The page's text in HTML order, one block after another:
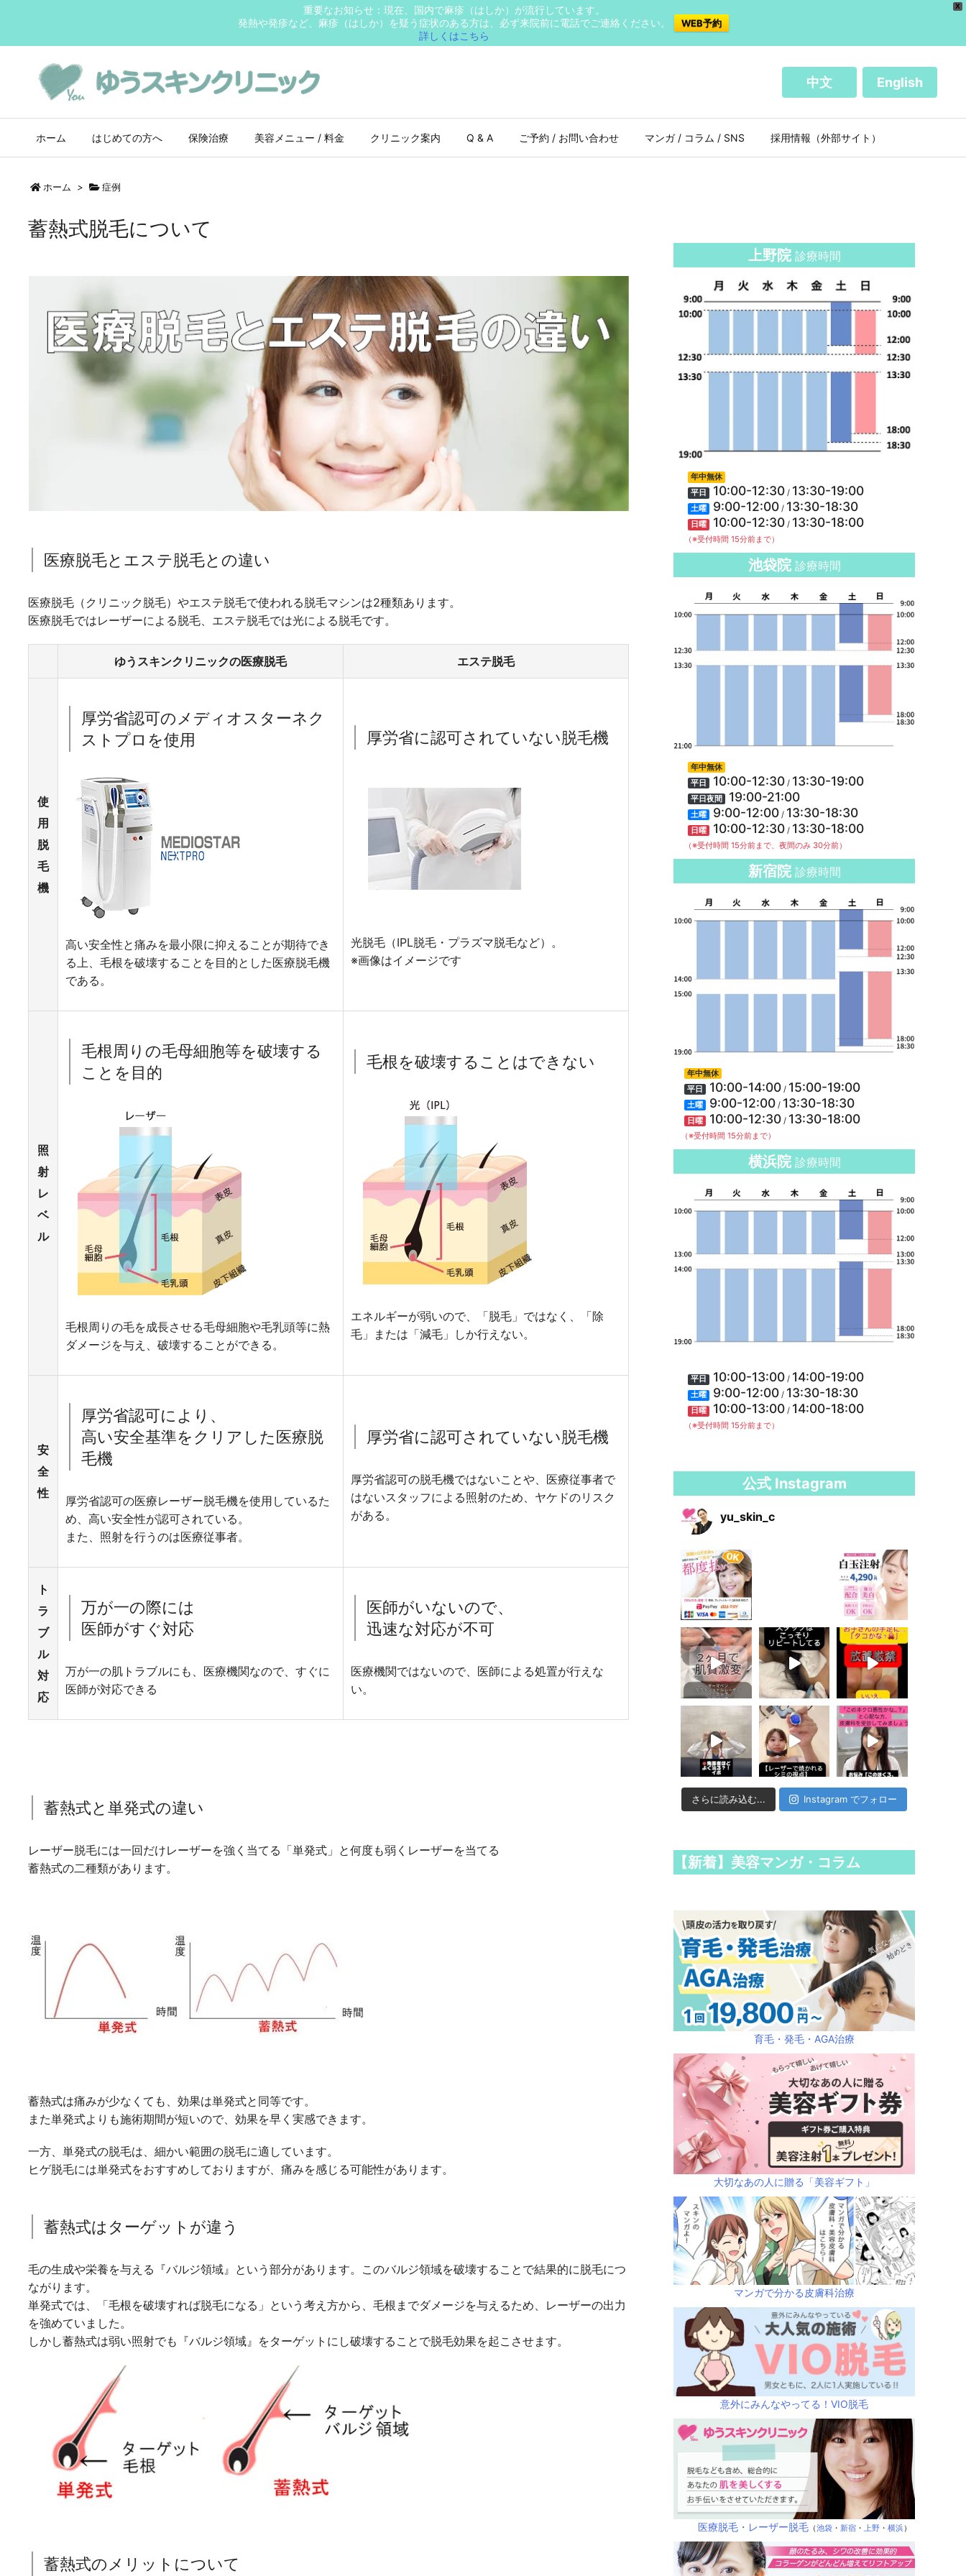
X
重要なお知らせ：現在、国内で麻疹（はしか）が流行しています。
発熱や発疹など、麻疹（はしか）を疑う症状のある方は、必ず来院前に電話でご連絡ください。
詳しくはこちら
WEB予約
中文 English
ホーム はじめての方へ 保険治療 美容メニュー / 料金 クリニック案内 Q & A ご予約 / お問い合わせ マンガ / コラム / SNS 採用情報（外部サイト）
ホーム > 症例
蓄熱式脱毛について
医療脱毛とエステ脱毛との違い
医療脱毛（クリニック脱毛）やエステ脱毛で使われる脱毛マシンは2種類あります。
医療脱毛ではレーザーによる脱毛、エステ脱毛では光による脱毛です。
ゆうスキンクリニックの医療脱毛 エステ脱毛
使
用
脱
毛
機
厚労省認可のメディオスターネク
ストプロを使用
高い安全性と痛みを最小限に抑えることが期待でき
る上、毛根を破壊することを目的とした医療脱毛機
である。
厚労省に認可されていない脱毛機
光脱毛（IPL脱毛・プラズマ脱毛など）。
※画像はイメージです
照
射
レ
ベ
ル
毛根周りの毛母細胞等を破壊する
ことを目的
毛根周りの毛を成長させる毛母細胞や毛乳頭等に熱
ダメージを与え、破壊することができる。
毛根を破壊することはできない
エネルギーが弱いので、「脱毛」ではなく、「除
毛」または「減毛」しか行えない。
安
全
性
厚労省認可により、
高い安全基準をクリアした医療脱
毛機
厚労省認可の医療レーザー脱毛機を使用しているた
め、高い安全性が認可されている。
また、照射を行うのは医療従事者。
厚労省に認可されていない脱毛機
厚労省認可の脱毛機ではないことや、医療従事者で
はないスタッフによる照射のため、ヤケドのリスク
がある。
ト
ラ
ブ
ル
対
応
万が一の際には
医師がすぐ対応
万が一の肌トラブルにも、医療機関なので、すぐに
医師が対応できる
医師がいないので、
迅速な対応が不可
医療機関ではないので、医師による処置が行えな
い。
蓄熱式と単発式の違い
レーザー脱毛には一回だけレーザーを強く当てる「単発式」と何度も弱くレーザーを当てる
蓄熱式の二種類があります。
蓄熱式は痛みが少なくても、効果は単発式と同等です。
また単発式よりも施術期間が短いので、効果を早く実感できます。
一方、単発式の脱毛は、細かい範囲の脱毛に適しています。
ヒゲ脱毛には単発式をおすすめしておりますが、痛みを感じる可能性があります。
蓄熱式はターゲットが違う
毛の生成や栄養を与える『バルジ領域』という部分があります。このバルジ領域を破壊することで結果的に脱毛につ
ながります。
単発式では、「毛根を破壊すれば脱毛になる」という考え方から、毛根までダメージを与えるため、レーザーの出力
を強めていました。
しかし蓄熱式は弱い照射でも『バルジ領域』をターゲットにし破壊することで脱毛効果を起こさせます。
蓄熱式のメリットについて
上野院 診療時間
年中無休
平日
10:00-12:30 / 13:30-19:00
土曜 9:00-12:00 / 13:30-18:30
日曜 10:00-12:30 / 13:30-18:00
（※受付時間 15分前まで）
池袋院 診療時間
年中無休
平日
10:00-12:30 / 13:30-19:00
平日夜間 19:00-21:00
土曜 9:00-12:00 / 13:30-18:30
日曜 10:00-12:30 / 13:30-18:00
（※受付時間 15分前まで、夜間のみ 30分前）
新宿院 診療時間
年中無休
平日
10:00-14:00 / 15:00-19:00
土曜 9:00-12:00 / 13:30-18:30
日曜 10:00-12:30 / 13:30-18:00
（※受付時間 15分前まで）
横浜院 診療時間
平日 10:00-13:00 / 14:00-19:00
土曜 9:00-12:00 / 13:30-18:30
日曜 10:00-13:00 / 14:00-18:00
（※受付時間 15分前まで）
公式 Instagram
yu_skin_c
さらに読み込む... Instagram でフォロー
【新着】美容マンガ・コラム
育毛・発毛・AGA治療
大切なあの人に贈る「美容ギフト」
マンガで分かる皮膚科治療
意外にみんなやってる！VIO脱毛
医療脱毛・レーザー脱毛（池袋・ 新宿・ 上野・ 横浜）